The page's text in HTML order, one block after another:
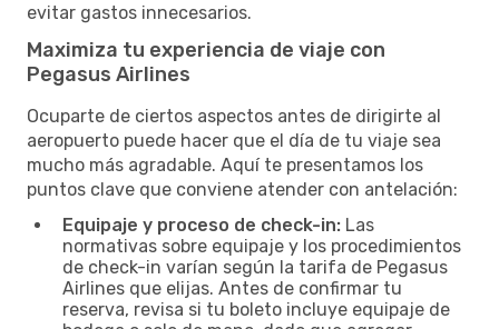
evitar gastos innecesarios.
Maximiza tu experiencia de viaje con
Pegasus Airlines
Ocuparte de ciertos aspectos antes de dirigirte al
aeropuerto puede hacer que el día de tu viaje sea
mucho más agradable. Aquí te presentamos los
puntos clave que conviene atender con antelación:
Equipaje y proceso de check-in: Las
normativas sobre equipaje y los procedimientos
de check-in varían según la tarifa de Pegasus
Airlines que elijas. Antes de confirmar tu
reserva, revisa si tu boleto incluye equipaje de